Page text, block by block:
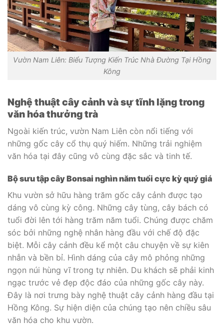
Vườn Nam Liên: Biểu Tượng Kiến Trúc Nhà Đường Tại Hồng
Kông
Nghệ thuật cây cảnh và sự tĩnh lặng trong
văn hóa thưởng trà
Ngoài kiến trúc, vườn Nam Liên còn nổi tiếng với
những gốc cây cổ thụ quý hiếm. Những trải nghiệm
văn hóa tại đây cũng vô cùng đặc sắc và tinh tế.
Bộ sưu tập cây Bonsai nghìn năm tuổi cực kỳ quý giá
Khu vườn sở hữu hàng trăm gốc cây cảnh được tạo
dáng vô cùng kỳ công. Những cây tùng, cây bách có
tuổi đời lên tới hàng trăm năm tuổi. Chúng được chăm
sóc bởi những nghệ nhân hàng đầu với chế độ đặc
biệt. Mỗi cây cảnh đều kể một câu chuyện về sự kiên
nhẫn và bền bỉ. Hình dáng của cây mô phỏng những
ngọn núi hùng vĩ trong tự nhiên. Du khách sẽ phải kinh
ngạc trước vẻ đẹp độc đáo của những gốc cây này.
Đây là nơi trưng bày nghệ thuật cây cảnh hàng đầu tại
Hồng Kông. Sự hiện diện của chúng tạo nên chiều sâu
văn hóa cho khu vườn.